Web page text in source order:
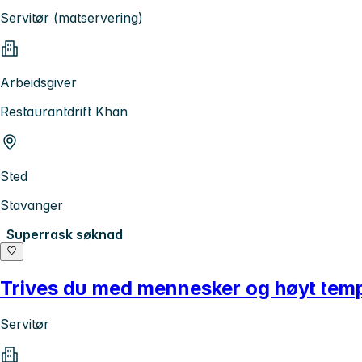
Servitør (matservering)
Arbeidsgiver
Restaurantdrift Khan
Sted
Stavanger
Superrask søknad
Trives du med mennesker og høyt
Servitør